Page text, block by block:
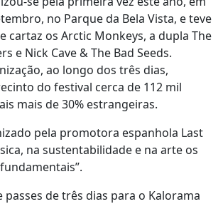
no Parque da Bela Vista, e teve
cartaz os Arctic Monkeys, a dupla The
e Nick Cave & The Bad Seeds.
ao longo dos três dias,
do festival cerca de 112 mil
mais de 30% estrangeiras.
pela promotora espanhola Last
na sustentabilidade e na arte os
passes de três dias para o Kalorama